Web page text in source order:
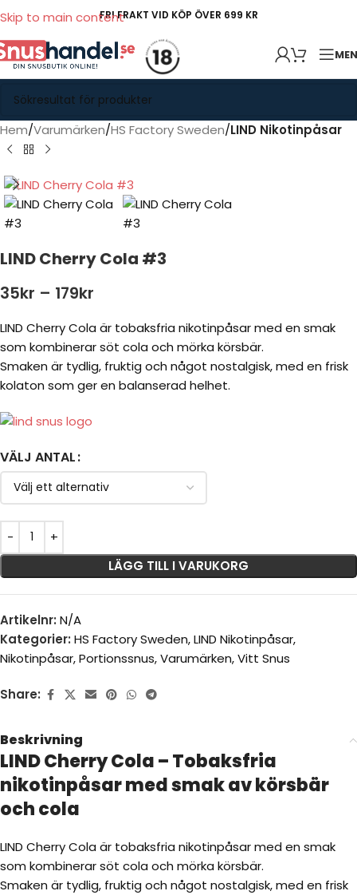
Skip to main contentFRI FRAKT VID KÖP ÖVER 699 KR
Hem Varumärken HS Factory Sweden LIND Nikotinpåsar
LIND Cherry Cola #3
35kr – 179kr
LIND Cherry Cola är tobaksfria nikotinpåsar med en smak
som kombinerar söt cola och mörka körsbär.
Smaken är tydlig, fruktig och något nostalgisk, med en frisk
kolaton som ger en balanserad helhet.
VÄLJ ANTAL
LÄGG TILL I VARUKORG
Artikelnr: N/A
Kategorier: HS Factory Sweden,LIND Nikotinpåsar,
Nikotinpåsar,Portionssnus,Varumärken,Vitt Snus
Share:
Beskrivning
LIND Cherry Cola – Tobaksfria
nikotinpåsar med smak av körsbär
och cola
LIND Cherry Cola är tobaksfria nikotinpåsar med en smak
som kombinerar söt cola och mörka körsbär.
Smaken är tydlig, fruktig och något nostalgisk, med en frisk